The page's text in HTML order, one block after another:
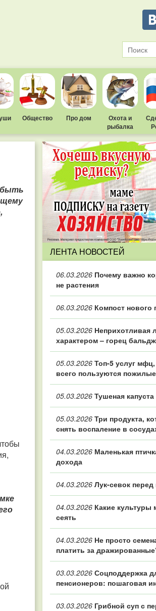
Общество Про дом
Охота и
рыбалка
ЛЕНТА НОВОСТЕЙ
06.03.2026 Почему важно
не растения
06.03.2026 Компост нового
05.03.2026 Неприхотливая
характером – горец
05.03.2026 Топ‑5 услуг
всего пользуются
05.03.2026 Тушеная
05.03.2026 Три продукта,
снять воспаление в
04.03.2026 Маленькая
дохода
04.03.2026 Лук-севок перед
04.03.2026 Какие культуры
сеять
04.03.2026 Не просто
платить за
03.03.2026 Соцподдержка
пенсионеров: пошаговая
03.03.2026 Грибной суп с